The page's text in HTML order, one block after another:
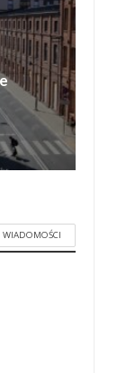
WIADOMOŚCI